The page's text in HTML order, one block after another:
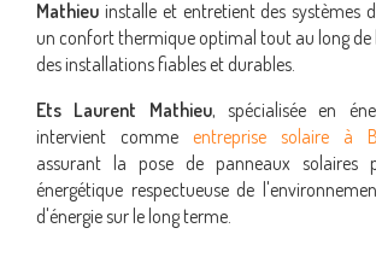
Mathieu installe et entretient des systèmes
un confort thermique optimal tout au long de
des installations fiables et durables.
Ets Laurent Mathieu, spécialisée en
intervient comme entreprise solaire à
assurant la pose de panneaux solaires
énergétique respectueuse de
d'énergie sur le long terme.